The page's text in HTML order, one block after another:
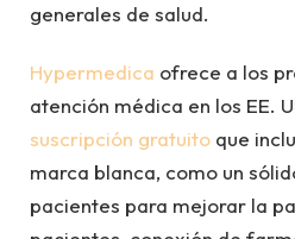
generales de salud.
Hypermedica ofrece a los
atención médica en los EE.
suscripción gratuito que
marca blanca, como un
pacientes para mejorar la